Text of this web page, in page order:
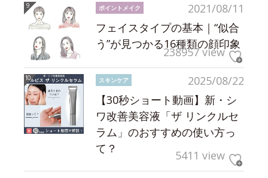
2021/08/11
ポイントメイク
フェイスタイプの基本｜“似合
う”が見つかる16種類の顔印象
238957 view
2025/08/22
スキンケア
【30秒ショート動画】新・シ
ワ改善美容液「ザ リンクルセ
ラム」のおすすめの使い方っ
て？
5411 view